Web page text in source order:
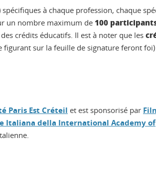
à chaque profession, chaque
un nombre maximum de 100
crédits éducatifs. Il est à noter que les
figurant sur la feuille de signature feront
Paris Est Créteil et est sponsorisé par
Italiana della International Academy of